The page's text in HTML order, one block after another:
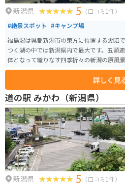
新潟県 5 （口コミ1件）
#絶景スポット #キャンプ場
福島潟は県都新潟市の東方に位置する湖沼
つく湖の中では新潟県内で最大です。五頭
体となって織りなす四季折々の新潟の原風
自然百選」「にいがた景勝百選」「遊歩百
潟はオオヒシクイやオニバスをはじめとし
おり、全国でも有数の自然豊かな場所です。 かなり広い駐車場があるので
駐車の心配はありません。キャンプ場が併
から人数制限、事前申込制となっています
岡温泉がありますので宿泊はそちらでもで
詳しく見
道の駅 みかわ（新潟県）
新潟県 5 （口コミ1件）